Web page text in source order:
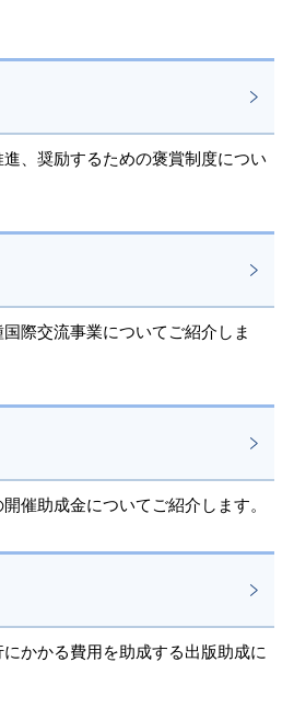
、奨励するための褒賞制度につい
際交流事業についてご紹介しま
催助成金についてご紹介します。
かかる費用を助成する出版助成に